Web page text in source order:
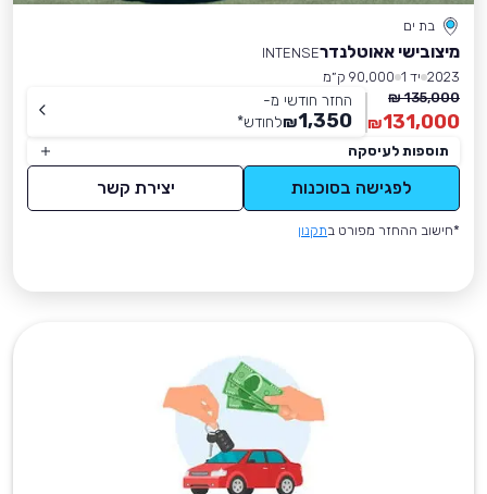
בת ים
מיצובישי אאוטלנדרINTENSE
2023 יד 1
90,000 ק״מ
135,000 ₪
131,000
₪
החזר חודשי מ-
1,350
₪לחודש*
תוספות לעיסקה
לפגישה בסוכנות יצירת קשר
*חישוב ההחזר מפורט בתקנון